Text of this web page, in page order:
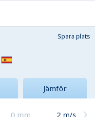
Spara plats
Jämför
0 mm 2 m/s